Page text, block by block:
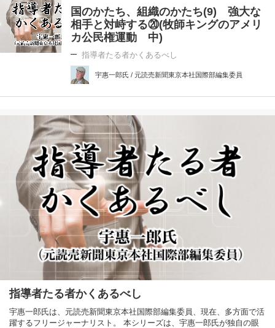
国のかたち、組織のかたち(9) 強大な
相手と対峙する⑳(牧師キングのアメリ
カ公民権運動 中)
指導者たる者かくあるべし
宇惠一郎氏 / 元読売新聞東京本社国際部編集委員
指導者たる者かくあるべし
宇惠一郎氏は、元読売新聞東京本社国際部編集委員、現在、多方面で活
躍するフリージャーナリスト。 本シリーズは、宇惠一郎氏が独自の眼